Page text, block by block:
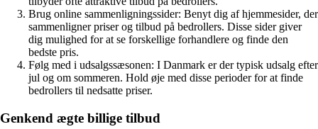
Brug online sammenligningssider: Benyt dig af hjemmesider, der
sammenligner priser og tilbud på bedrollers. Disse sider giver
dig mulighed for at se forskellige forhandlere og finde den
bedste pris.
Følg med i udsalgssæsonen: I Danmark er der typisk udsalg efter
jul og om sommeren. Hold øje med disse perioder for at finde
bedrollers til nedsatte priser.
Genkend ægte billige tilbud